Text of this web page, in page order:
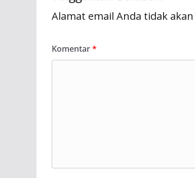
Alamat email Anda tidak
Komentar*